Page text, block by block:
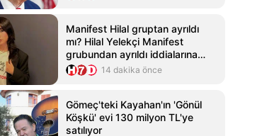
Manifest Hilal gruptan ayrıldı
mı? Hilal Yelekçi Manifest
grubundan ayrıldı iddialarına
yanıt!
14 dakika önce
Gömeç'teki Kayahan'ın 'Gönül
Köşkü' evi 130 milyon TL'ye
satılıyor